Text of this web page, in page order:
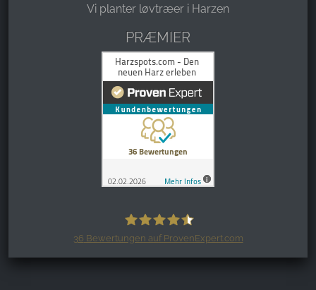
Vi planter løvtræer i Harzen
PRÆMIER
36 Bewertungen auf ProvenExpert.com